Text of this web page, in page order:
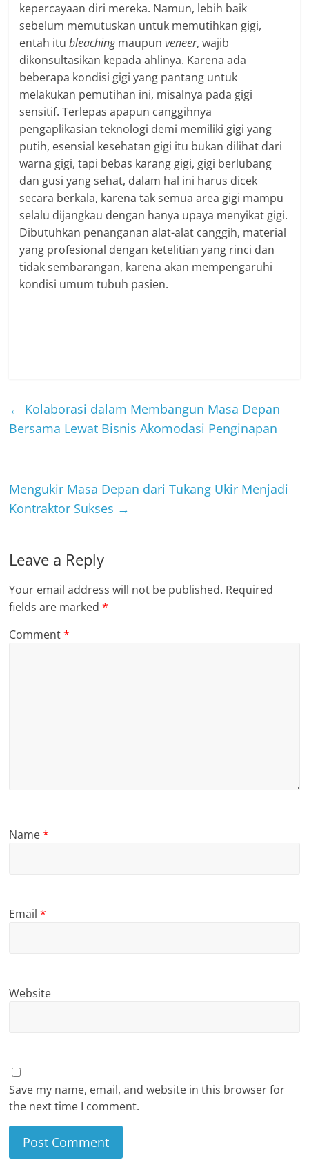
kepercayaan diri mereka. Namun, lebih baik
sebelum memutuskan untuk memutihkan gigi,
entah itubleachingmaupunveneer, wajib
dikonsultasikan kepada ahlinya. Karena ada
beberapa kondisi gigi yang pantang untuk
melakukan pemutihan ini, misalnya pada gigi
sensitif. Terlepas apapun canggihnya
pengaplikasian teknologi demi memiliki gigi yang
putih, esensial kesehatan gigi itu bukan dilihat dari
warna gigi, tapi bebas karang gigi, gigi berlubang
dan gusi yang sehat, dalam hal ini harus dicek
secara berkala, karena tak semua area gigi mampu
selalu dijangkau dengan hanya upaya menyikat gigi.
Dibutuhkan penanganan alat-alat canggih, material
yang profesional dengan ketelitian yang rinci dan
tidak sembarangan, karena akan mempengaruhi
kondisi umum tubuh pasien.
← Kolaborasi dalam Membangun Masa Depan
Bersama Lewat Bisnis Akomodasi Penginapan
Mengukir Masa Depan dari Tukang Ukir Menjadi
Kontraktor Sukses →
Leave a Reply
Your email address will not be published. Required
fields are marked*
Comment*
Name*
Email*
Website
Save my name, email, and website in this browser for
the next time I comment.